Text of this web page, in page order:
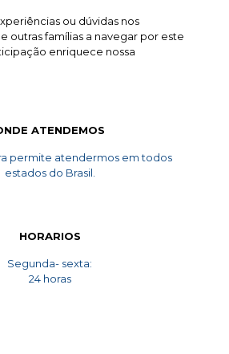
ou dúvidas nos
outras famílias a navegar por este
enriquece nossa
ATENDEMOS
permite atendermos em todos
estados do Brasil.
HORARIOS
Segunda- sexta:
24 horas